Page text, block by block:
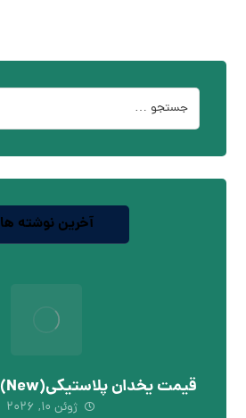
آخرین نوشته ها
قیمت یخدان پلاستیکی(New) در بازار + جدول
ژوئن ۱۰, ۲۰۲۶